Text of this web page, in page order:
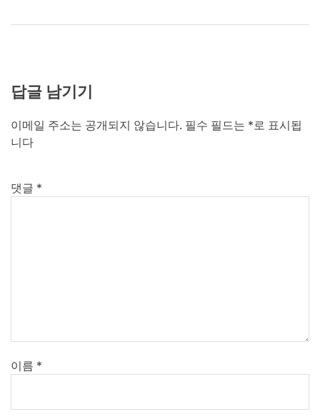
답글 남기기
이메일 주소는 공개되지 않습니다. 필수 필드는 *로 표시됩
니다
댓글 *
이름 *